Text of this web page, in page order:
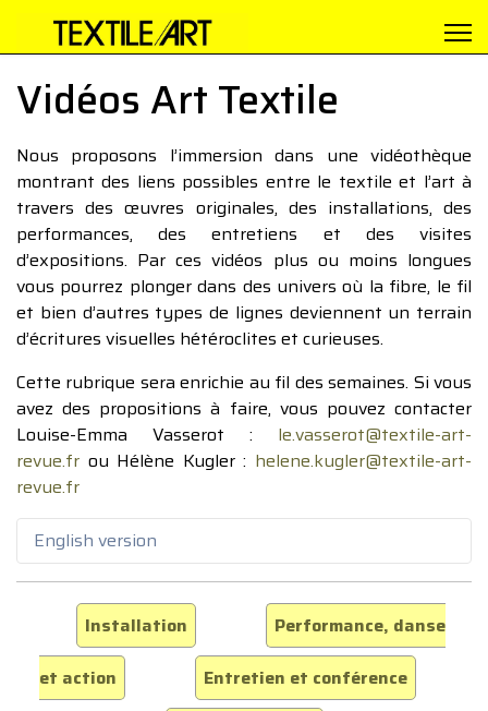
Vidéos Art Textile
Nous proposons l’immersion dans une vidéothèque
montrant des liens possibles entre le textile et l’art à
travers des œuvres originales, des installations, des
performances, des entretiens et des visites
d’expositions. Par ces vidéos plus ou moins longues
vous pourrez plonger dans des univers où la fibre, le fil
et bien d’autres types de lignes deviennent un terrain
d’écritures visuelles hétéroclites et curieuses.
Cette rubrique sera enrichie au fil des semaines. Si vous
avez des propositions à faire, vous pouvez contacter
Louise-Emma Vasserot : le.vasserot@textile-art-
revue.fr ou Hélène Kugler : helene.kugler@textile-art-
revue.fr
English version
Installation
Performance, danse
et action
Entretien et conférence